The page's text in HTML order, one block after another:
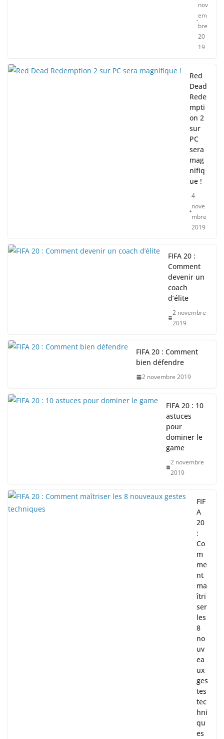
nov
em
bre
20
19
Red
Dead
Rede
mpti
on 2
sur
PC
sera
mag
nifiq
ue !
4
nove
mbre
2019
FIFA 20 :
Comment
devenir un
coach
d’élite
2 novembre
2019
FIFA 20 : Comment
bien défendre
2 novembre 2019
FIFA 20 : 10
astuces
pour
dominer le
game
2 novembre
2019
FIF
A
20
:
Co
m
me
nt
ma
îtri
ser
les
8
no
uv
ea
ux
ges
tes
tec
hni
qu
es